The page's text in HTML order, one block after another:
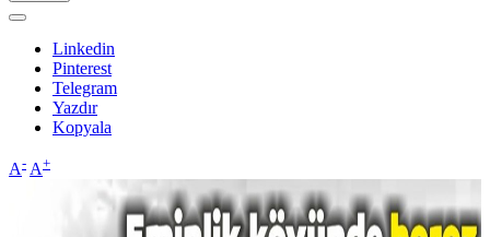
Linkedin
Pinterest
Telegram
Yazdır
Kopyala
A- A+